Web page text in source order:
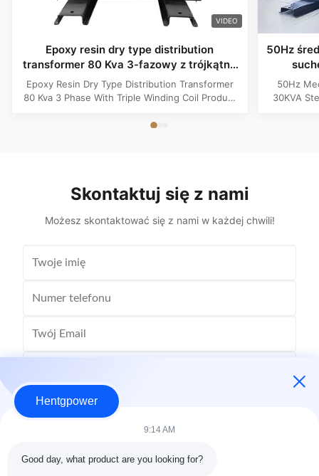
VIDEO
Epoxy resin dry type distribution
transformer 80 Kva 3-fazowy z trójkątną
cewką
Epoxy Resin Dry Type Distribution Transformer
80 Kva 3 Phase With Triple Winding Coil Product
transformer, distribution transformer, Dry Type
50Hz
50Hz
30KVA
Skontaktuj się z nami
Możesz skontaktować się z nami w każdej chwili!
Hentgpower
9:14 AM
Good day, what product are you looking for?